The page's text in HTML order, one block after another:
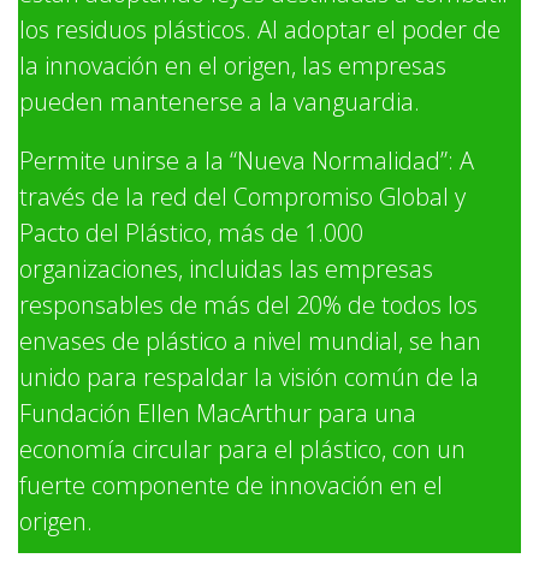
los residuos plásticos. Al adoptar el poder de
la innovación en el origen, las empresas
pueden mantenerse a la vanguardia.
Permite unirse a la “Nueva Normalidad”: A
través de la red del Compromiso Global y
Pacto del Plástico, más de 1.000
organizaciones, incluidas las empresas
responsables de más del 20% de todos los
envases de plástico a nivel mundial, se han
unido para respaldar la visión común de la
Fundación Ellen MacArthur para una
economía circular para el plástico, con un
fuerte componente de innovación en el
origen.